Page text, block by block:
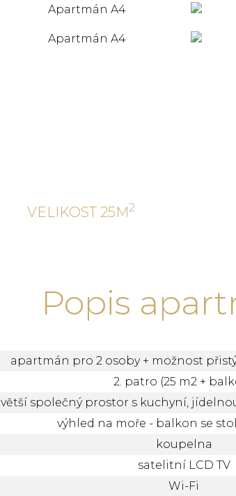
VELIKOST 25M
Popis
apartmán pro 2 osoby + možnost
2. patro (25 m2 +
větší společný prostor s kuchyní,
výhled na moře - balkon se
koupelna
satelitní LCD TV
Wi-Fi